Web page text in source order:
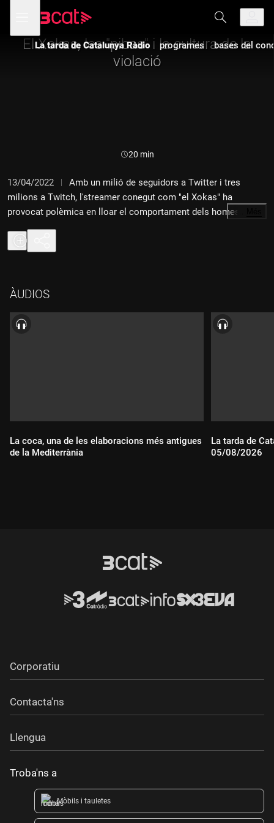
navegació
principal
menú
de
La tarda de Catalunya Ràdio programes bases del
El Xokas, les "pibas" i la cultura de la
violació
Durada:
20 min
13/04/2022
Amb un milió de seguidors a Twitter i tres
milions a Twitch, l'streamer conegut com "el Xokas" ha
provocat polèmica en lloar el comportament dels homes que
s'aprofiten sexualment de les dones que han begut massa. Tant
l'experta en cultura digital Gina Tost com la psicòloga i
sexòloga Elena Crespi coincideixen que les declaracions del
difosa i acceptada a la societat, fins al punt que ell mateix no
s'adona de la gravetat de les seves paraules.
…
ÀUDIOS
La coca, una de les elaboracions més antigues
de la Mediterrània
La tarda de
05/08/2026
Corporatiu
Contacta'ns
Llengua
Troba'ns a
Mòbils i tauletes